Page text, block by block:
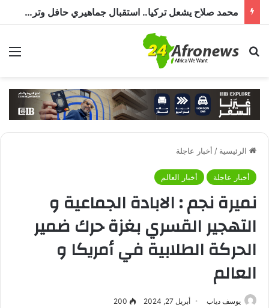
مصر للطيران تستأنف رحلاتها إلي مطار بورتسودان
بحث عن
الرئيسية / أخبار عاجلة
أخبار عاجلة أخبار العالم
نميرة نجم : الابادة الجماعية و
التهجير القسري بغزة حرك ضمير
الحركة الطلابية في أمريكا و
العالم
يوسف دياب أبريل 27, 2024 200